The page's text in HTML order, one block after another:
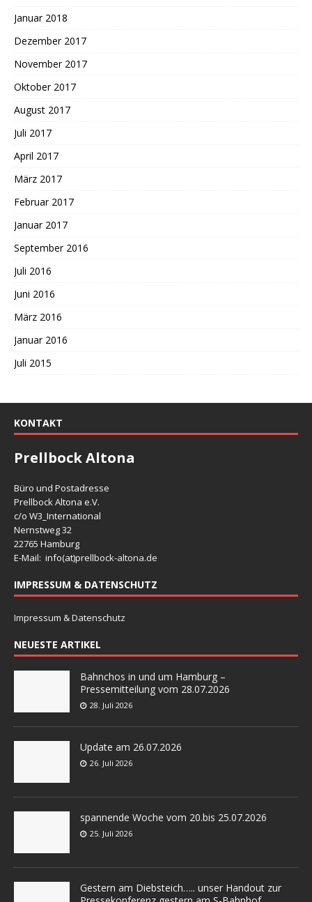
Januar 2018
Dezember 2017
November 2017
Oktober 2017
August 2017
Juli 2017
April 2017
März 2017
Februar 2017
Januar 2017
September 2016
Juli 2016
Juni 2016
März 2016
Januar 2016
Juli 2015
KONTAKT
Prellbock Altona
Büro und Postadresse
Prellbock Altona e.V.
c/o W3_International
Nernstweg 32
22765 Hamburg
E-Mail: info(at)prellbock-altona.de
IMPRESSUM & DATENSCHUTZ
Impressum & Datenschutz
NEUESTE ARTIKEL
Bahnchos in und um Hamburg –
Pressemitteilung vom 28.07.2026
28. Juli 2026
Update am 26.07.2026
26. Juli 2026
spannende Woche vom 20.bis 25.07.2026
25. Juli 2026
Gestern am Diebsteich….. unser Handout zur